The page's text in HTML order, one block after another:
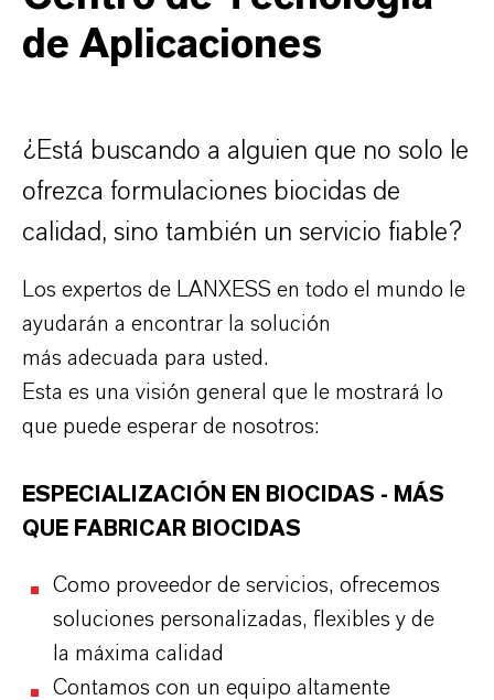
de Aplicaciones
¿Está buscando a alguien que no solo le
ofrezca formulaciones biocidas de
calidad, sino también un servicio fiable?
Los expertos de LANXESS en todo el mundo le
ayudarán a encontrar la solución
más adecuada para usted.
Esta es una visión general que le mostrará lo
que puede esperar de nosotros:
ESPECIALIZACIÓN EN BIOCIDAS - MÁS
QUE FABRICAR BIOCIDAS
Como proveedor de servicios, ofrecemos
soluciones personalizadas, flexibles y de
la máxima calidad
Contamos con un equipo altamente